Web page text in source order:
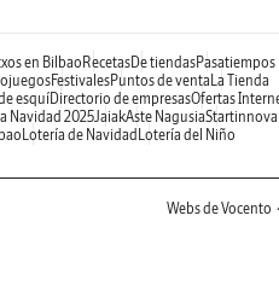
en BilbaoRecetasDe tiendasPasatiempos
FestivalesPuntos de ventaLa Tienda
esquíDirectorio de empresasOfertas
Navidad 2025JaiakAste NagusiaStartinnova
Lotería de NavidadLotería del Niño
Webs de Vocento